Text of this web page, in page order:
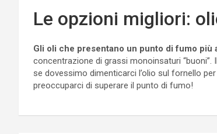
Le opzioni migliori:
Gli oli che presentano un punto di fumo più
concentrazione di grassi monoinsaturi “buoni”.
se dovessimo dimenticarci l’olio sul fornello
preoccuparci di superare il punto di fumo!